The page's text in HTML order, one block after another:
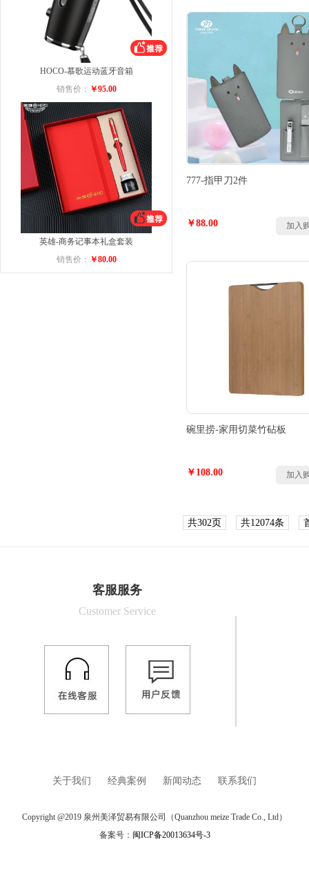
HOCO-慕歌运动蓝牙音箱
销售价： ￥95.00
英雄-商务记事本礼盒套装
销售价： ￥80.00
777-指甲刀2件
￥88.00 加入
碗里捞-家用切菜竹砧板
￥108.00 加入
共302页 共12074条
客服服务
Customer Service
关于我们 经典案例 新闻动态 联系我们
Copyright @2019 泉州美泽贸易有限公司（Quanzhou meize Trade Co., Ltd）
备案号： 闽ICP备20013634号-3